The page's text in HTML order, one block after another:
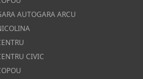
AUTOGARA ARCU
CIVIC